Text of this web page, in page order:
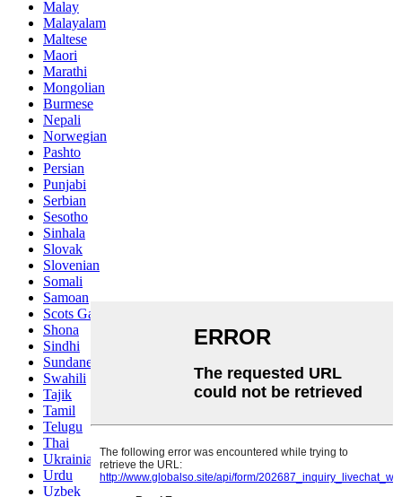
Malay
Malayalam
Maltese
Maori
Marathi
Mongolian
Burmese
Nepali
Norwegian
Pashto
Persian
Punjabi
Serbian
Sesotho
Sinhala
Slovak
Slovenian
Somali
Samoan
Scots Gaelic
Shona
Sindhi
Sundanese
Swahili
Tajik
Tamil
Telugu
Thai
Ukrainian
Urdu
Uzbek